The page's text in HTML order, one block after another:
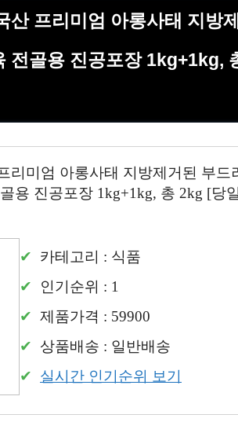
산 프리미엄 아롱사태 지방
전골용 진공포장 1kg+1kg,
리미엄 아롱사태 지방제거된 부드
용 진공포장 1kg+1kg, 총 2kg [당
카테고리 : 식품
인기순위 : 1
제품가격 : 59900
상품배송 : 일반배송
실시간 인기순위 보기